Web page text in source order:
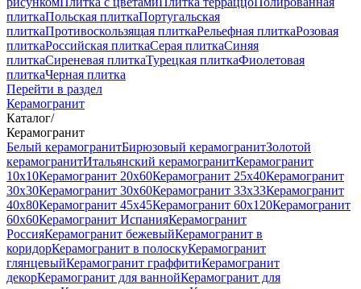
плиткаПольская плиткаПортугальская
плиткаПротивоскользящая плиткаРельефная плиткаРозовая
плиткаРоссийская плиткаСерая плиткаСиняя
плиткаСиреневая плиткаТурецкая плиткаФиолетовая
плиткаЧерная плитка
Перейти в раздел
Керамогранит
Каталог/
Керамогранит
Белый керамогранитБирюзовый керамогранитЗолотой
керамогранитИтальянский керамогранитКерамогранит
10x10Керамогранит 20x60Керамогранит 25x40Керамогранит
30x30Керамогранит 30x60Керамогранит 33x33Керамогранит
40x80Керамогранит 45x45Керамогранит 60x120Керамогранит
60x60Керамогранит ИспанияКерамогранит
РоссияКерамогранит бежевыйКерамогранит в
коридорКерамогранит в полоскуКерамогранит
глянцевыйКерамогранит граффитиКерамогранит
декорКерамогранит для ваннойКерамогранит для